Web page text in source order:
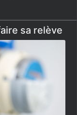
sa relève